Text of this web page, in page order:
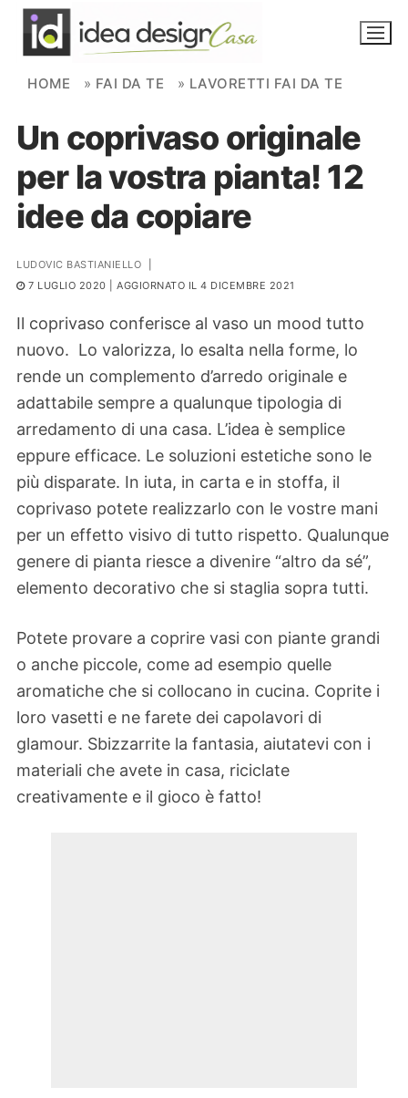
Skip to content
NOVITÀ
AMBIENTI
FAI DA TE
PIANTE
Search for:
HOME » FAI DA TE » LAVORETTI FAI DA TE
Un coprivaso originale
per la vostra pianta! 12
idee da copiare
LUDOVIC BASTIANIELLO
7 LUGLIO 2020 | AGGIORNATO IL 4 DICEMBRE 2021
Il coprivaso conferisce al vaso un mood tutto
nuovo. Lo valorizza, lo esalta nella forme, lo
rende un complemento d’arredo originale e
adattabile sempre a qualunque tipologia di
arredamento di una casa. L’idea è semplice
eppure efficace. Le soluzioni estetiche sono le
più disparate. In iuta, in carta e in stoffa, il
coprivaso potete realizzarlo con le vostre mani
per un effetto visivo di tutto rispetto. Qualunque
genere di pianta riesce a divenire “altro da sé”,
elemento decorativo che si staglia sopra tutti.
Potete provare a coprire vasi con piante grandi
o anche piccole, come ad esempio quelle
aromatiche che si collocano in cucina. Coprite i
loro vasetti e ne farete dei capolavori di
glamour. Sbizzarrite la fantasia, aiutatevi con i
materiali che avete in casa, riciclate
creativamente e il gioco è fatto!